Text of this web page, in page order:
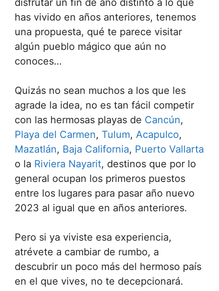
has vivido en años anteriores, tenemos
una propuesta, qué te parece visitar
algún pueblo mágico que aún no
conoces…
Quizás no sean muchos a los que les
agrade la idea, no es tan fácil competir
con las hermosas playas de Cancún,
Playa del Carmen, Tulum, Acapulco,
Mazatlán, Baja California, Puerto Vallarta
o la Riviera Nayarit, destinos que por lo
general ocupan los primeros puestos
entre los lugares para pasar año nuevo
2023 al igual que en años anteriores.
Pero si ya viviste esa experiencia,
atrévete a cambiar de rumbo, a
descubrir un poco más del hermoso país
en el que vives, no te decepcionará.